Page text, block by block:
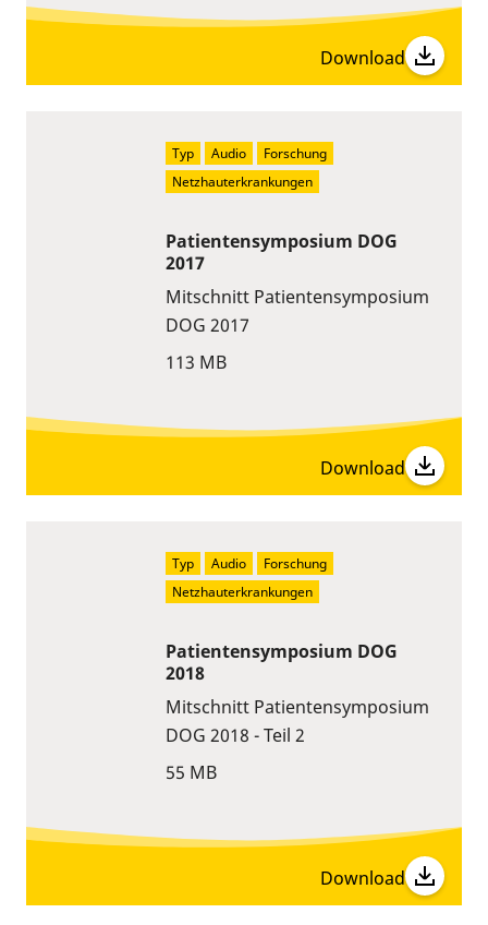
Download
Patientensymposium DOG
2017
Mitschnitt Patientensymposium
DOG 2017
113 MB
Typ Audio
Forschung
Netzhauterkrankungen
Download
Patientensymposium DOG
2018
Mitschnitt Patientensymposium
DOG 2018 - Teil 2
55 MB
Typ Audio
Forschung
Netzhauterkrankungen
Download